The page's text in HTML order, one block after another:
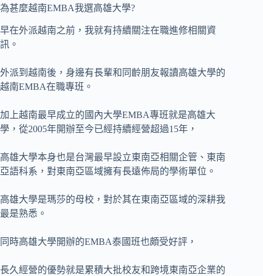
為甚麼越南EMBA我選高雄大學?
早在外派越南之前，我就有持續關注在職進修相關資
訊。
外派到越南後，身邊有長輩和同齡朋友報讀高雄大學的
越南EMBA在職專班。
加上越南最早成立的國內大學EMBA專班就是高雄大
學，從2005年開辦至今已經持續經營超過15年，
高雄大學本身也是台灣最早設立東南亞相關企管、東南
亞語科系，對東南亞區域擁有長遠佈局的學術單位。
高雄大學是瑪莎的母校，對於其在東南亞區域的深耕我
最是熟悉。
同時高雄大學開辦的EMBA泰國班也頗受好評，
長久經營的優勢就是累積大批校友和跨境東南亞企業的